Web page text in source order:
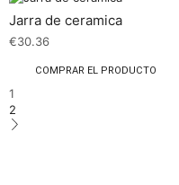
Jarra de ceramica
€30.36
COMPRAR EL PRODUCTO
1
2